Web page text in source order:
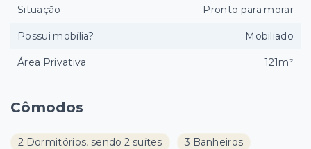
Cômodos
2 Dormitórios, sendo 2 suítes 3 Banheiros
Situação Pronto para morar
Possui mobília? Mobiliado
Área Privativa 121m²